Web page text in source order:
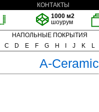
КОНТАКТЫ
1000 м2
шоурум
НАПОЛЬНЫЕ ПОКРЫТИЯ
C D E F G H J K L
A-